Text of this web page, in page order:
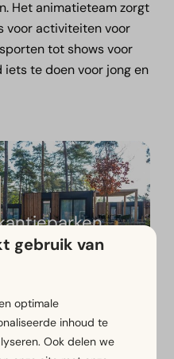
Het animatieteam zorgt
voor activiteiten voor
tot shows voor
iets te doen voor jong en
gebruik van
optimale
inhoud te
Ook delen we